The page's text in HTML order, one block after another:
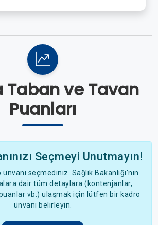
ve Tavan
Puanları
Seçmeyi Unutmayın!
seçmediniz. Sağlık Bakanlığı'nın
dair tüm detaylara (kontenjanlar,
vb.) ulaşmak için lütfen bir kadro
ünvanı belirleyin.